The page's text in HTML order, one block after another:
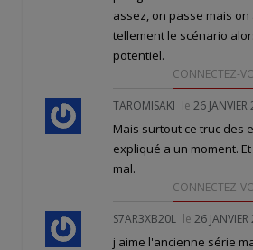
assez, on passe mais
tellement le scénario
potentiel.
CONNECTEZ-
TAROMISAKI le 26
Mais surtout ce truc des
expliqué a un moment.
mal.
CONNECTEZ-
S7AR3XB20L le 26
j'aime l'ancienne série